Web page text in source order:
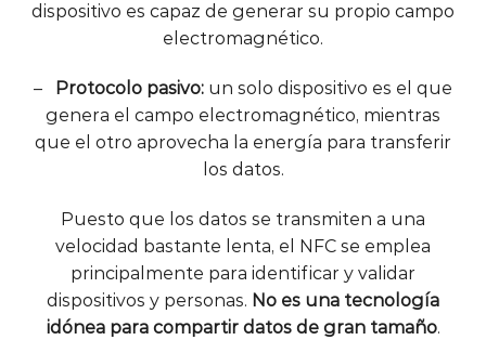
dispositivo es capaz de generar su propio campo
electromagnético.
– Protocolo pasivo: un solo dispositivo es el que
genera el campo electromagnético, mientras
que el otro aprovecha la energía para transferir
los datos.
Puesto que los datos se transmiten a una
velocidad bastante lenta, el NFC se emplea
principalmente para identificar y validar
dispositivos y personas. No es una tecnología
idónea para compartir datos de gran tamaño.